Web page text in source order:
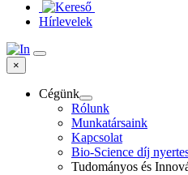
Hírlevelek
×
Cégünk
Rólunk
Munkatársaink
Kapcsolat
Bio-Science díj
Tudományos és